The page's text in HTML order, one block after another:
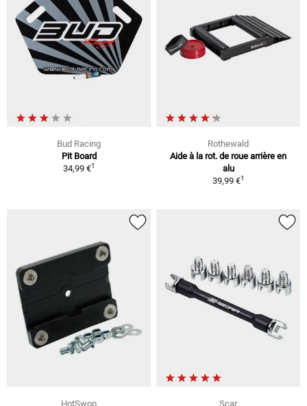
Bud Racing
Pit Board
34,99 €1
Rothewald
Aide à la rot. de roue arrière en
alu
39,99 €1
HotSwop Scar